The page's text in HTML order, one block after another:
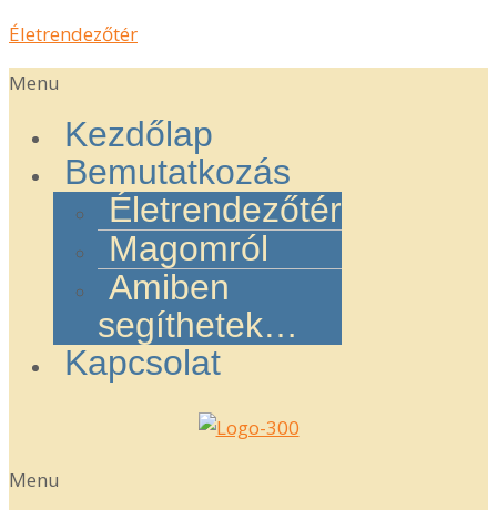
Életrendezőtér
Menu
Kezdőlap
Bemutatkozás
Életrendezőtér
Magomról
Amiben
segíthetek…
Kapcsolat
Menu